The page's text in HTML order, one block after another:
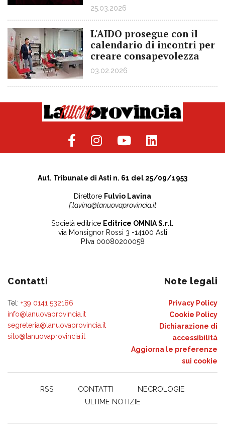
25.03.2026
L'AIDO prosegue con il
calendario di incontri per
creare consapevolezza
03.02.2026
Aut. Tribunale di Asti n. 61 del 25/09/1953
Direttore Fulvio Lavina
f.lavina@lanuovaprovincia.it
Società editrice Editrice OMNIA S.r.l.
via Monsignor Rossi 3 -14100 Asti
P.Iva 00080200058
Contatti
Tel: +39 0141 532186
info@lanuovaprovincia.it
segreteria@lanuovaprovincia.it
sito@lanuovaprovincia.it
Note legali
Privacy Policy
Cookie Policy
Dichiarazione di
accessibilità
Aggiorna le preferenze
sui cookie
RSS CONTATTI
NECROLOGIE
ULTIME NOTIZIE